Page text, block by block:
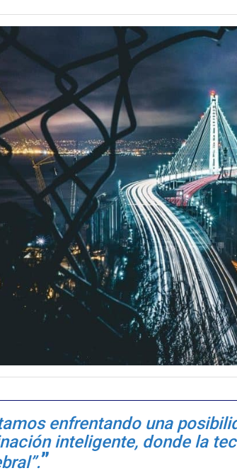
enfrentando una
inteligente, donde la